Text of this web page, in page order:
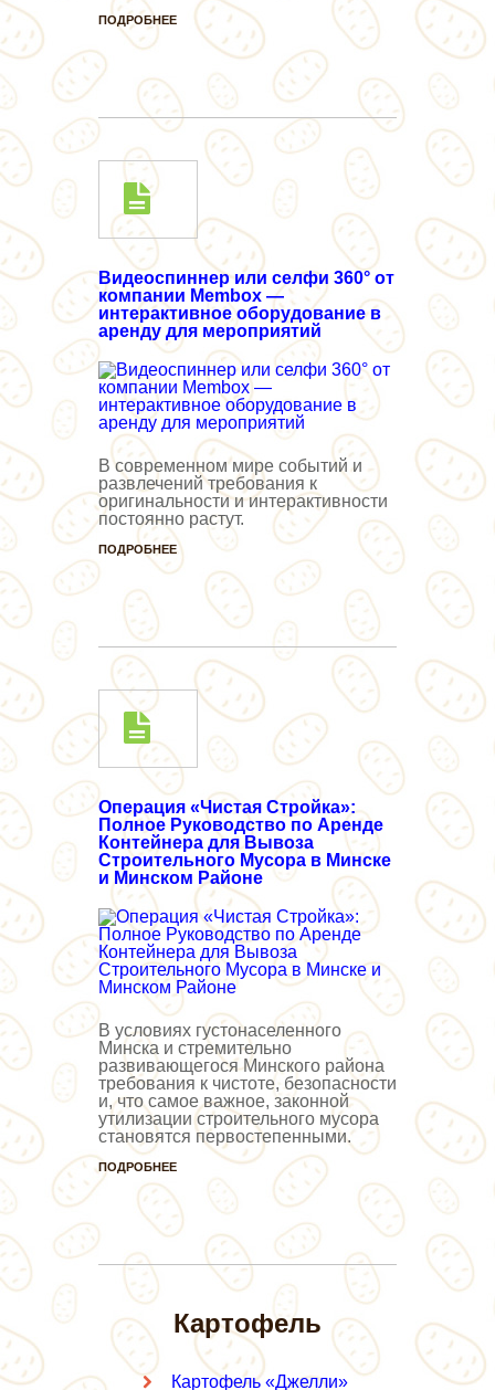
ПОДРОБНЕЕ
Видеоспиннер или селфи 360° от
компании Membox —
интерактивное оборудование в
аренду для мероприятий
В современном мире событий и
развлечений требования к
оригинальности и интерактивности
постоянно растут.
ПОДРОБНЕЕ
Операция «Чистая Стройка»:
Полное Руководство по Аренде
Контейнера для Вывоза
Строительного Мусора в Минске
и Минском Районе
В условиях густонаселенного
Минска и стремительно
развивающегося Минского района
требования к чистоте, безопасности
и, что самое важное, законной
утилизации строительного мусора
становятся первостепенными.
ПОДРОБНЕЕ
Картофель
Картофель «Джелли»